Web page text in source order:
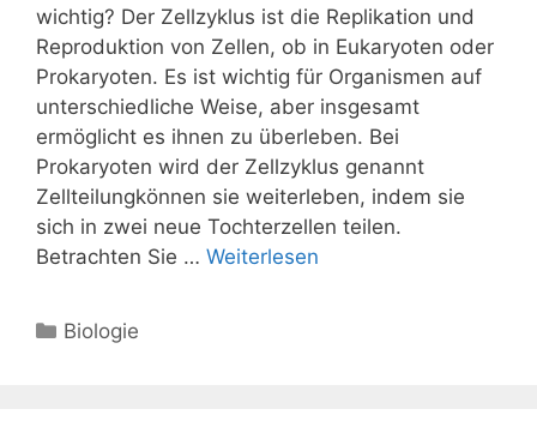
wichtig? Der Zellzyklus ist die Replikation und
Reproduktion von Zellen, ob in Eukaryoten oder
Prokaryoten. Es ist wichtig für Organismen auf
unterschiedliche Weise, aber insgesamt
ermöglicht es ihnen zu überleben. Bei
Prokaryoten wird der Zellzyklus genannt
Zellteilungkönnen sie weiterleben, indem sie
sich in zwei neue Tochterzellen teilen.
Betrachten Sie … Weiterlesen
Kategorien
Biologie